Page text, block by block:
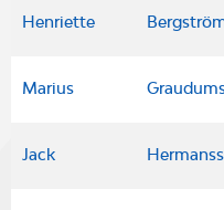
Henriette
Marius
Jack